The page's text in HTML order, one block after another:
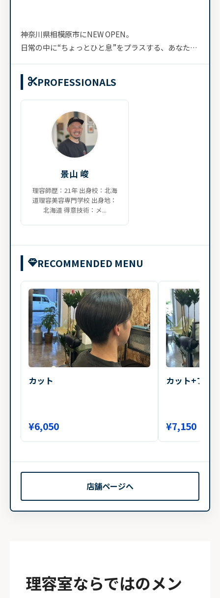
神奈川県相模原市にNEW OPEN。
日常の中に“ちょっとひと息”をプラスする、あなただ
アメリカンガレージをイメージした店内は、遊び心を
感じながらも落ち...
PROFESSIONALS
景山 峻
理容師歴：21年 出身校：北海
道理容美容専門学校 出身地：
北海道 得意技術：メ...
RECOMMENDED MENU
カット
¥6,050
カット+フ
¥7,150
店舗ページへ
理容室ならではのメン